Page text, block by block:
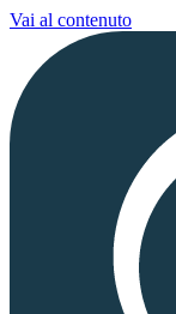
Vai al contenuto